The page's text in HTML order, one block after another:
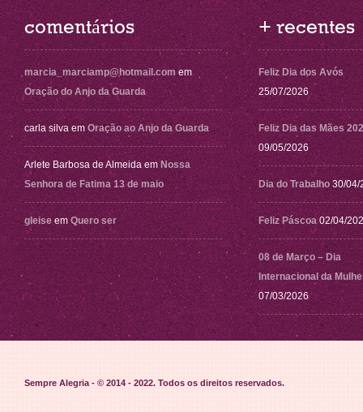
comentários
marcia_marciamp@hotmail.com em
Oração do Anjo da Guarda
carla silva em Oração ao Anjo da Guarda
Arlete Barbosa de Almeida em Nossa
Senhora de Fatima 13 de maio
gleise em Quero ser
+ recentes
Feliz Dia dos Avós
25/07/2026
Feliz Dia das Mães
09/05/2026
Dia do Trabalho 30/04/
Feliz Páscoa 02/04/
08 de Março – Dia
Internacional da
07/03/2026
Sempre Alegria - © 2014 - 2022. Todos os direitos reservados.